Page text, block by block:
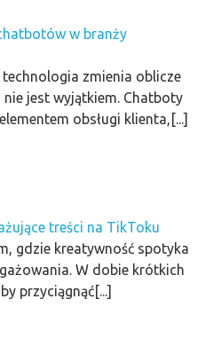
w branży
zmienia oblicze
jest wyjątkiem. Chatboty
obsługi klienta,[...]
treści na TikToku
gdzie kreatywność spotyka
W dobie krótkich
przyciągnąć[...]